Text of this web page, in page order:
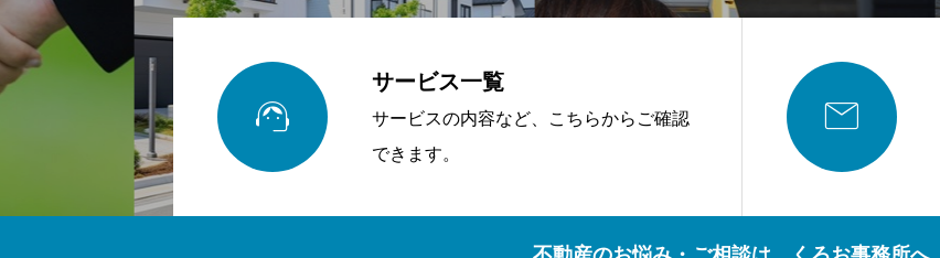

サービス一覧
サービスの内容など、こちらからご確認
できます。
